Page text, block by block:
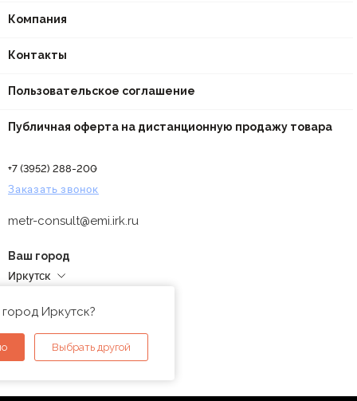
Компания
Контакты
Пользовательское соглашение
Публичная оферта на дистанционную продажу товара
+7 (3952) 288-200
Заказать звонок
metr-consult@emi.irk.ru
Ваш город
Иркутск
Иркутск?
Выбрать другой